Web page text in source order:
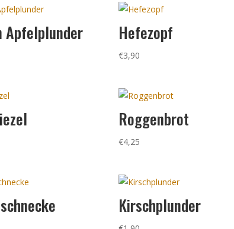
Apfelplunder Hefezopf
€3,90
Roggenbrot
€4,25
Kirschplunder